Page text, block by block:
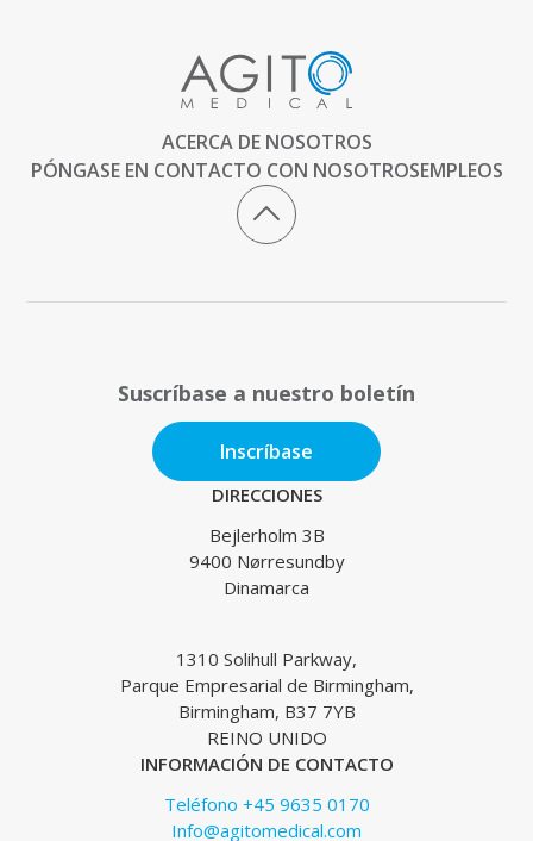
ACERCA DE NOSOTROS
PÓNGASE EN CONTACTO CON NOSOTROSEMPLEOS
Suscríbase a nuestro boletín
Inscríbase
DIRECCIONES
Bejlerholm 3B
9400 Nørresundby
Dinamarca
1310 Solihull Parkway,
Parque Empresarial de Birmingham,
Birmingham, B37 7YB
REINO UNIDO
INFORMACIÓN DE CONTACTO
Teléfono +45 9635 0170
Info@agitomedical.com